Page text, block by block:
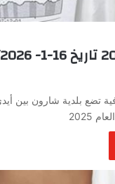
تضع بلدية شارون بين
2025